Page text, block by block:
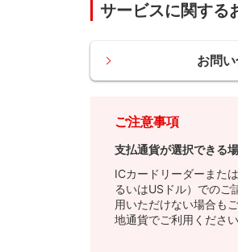
サービスに関する
お問
ご注意事項
支払通貨が選択できる
ICカードリーダーまた
るいはUSドル）でのご
用いただけない場合も
地通貨でご利用ください